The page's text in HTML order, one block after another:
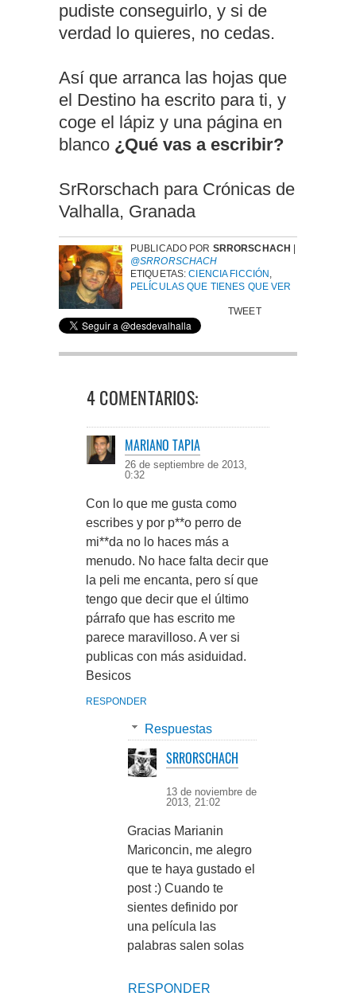
pudiste conseguirlo, y si de
verdad lo quieres, no cedas.
Así que arranca las hojas que
el Destino ha escrito para ti, y
coge el lápiz y una página en
blanco ¿Qué vas a escribir?
SrRorschach para Crónicas de
Valhalla, Granada
PUBLICADO POR SRRORSCHACH |
@SRRORSCHACH
ETIQUETAS:CIENCIA FICCIÓN,
PELÍCULAS QUE TIENES QUE VER
TWEET
4 COMENTARIOS:
MARIANO TAPIA
26 de septiembre de 2013,
0:32
Con lo que me gusta como
escribes y por p**o perro de
mi**da no lo haces más a
menudo. No hace falta decir que
la peli me encanta, pero sí que
tengo que decir que el último
párrafo que has escrito me
parece maravilloso. A ver si
publicas con más asiduidad.
Besicos
RESPONDER
Respuestas
SRRORSCHACH
13 de noviembre de
2013, 21:02
Gracias Marianin
Mariconcin, me alegro
que te haya gustado el
post :) Cuando te
sientes definido por
una película las
palabras salen solas
RESPONDER